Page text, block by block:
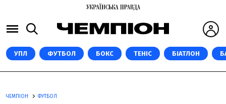
УПЛ ФУТБОЛ БОКС ТЕНІС БІАТЛОН
ЧЕМПІОН ФУТБОЛ